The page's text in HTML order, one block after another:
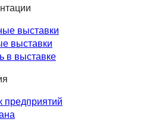
выставки
выставки
в выставке
предприятий